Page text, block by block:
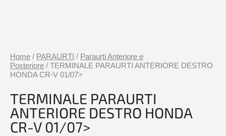
Home / PARAURTI / Paraurti Anteriore e
Posteriore / TERMINALE PARAURTI ANTERIORE DESTRO
HONDA CR-V 01/07>
TERMINALE PARAURTI
ANTERIORE DESTRO HONDA
CR-V 01/07>